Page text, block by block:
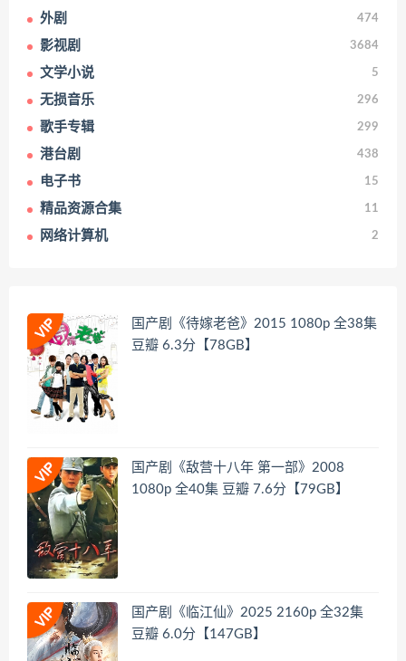
外剧 474
影视剧 3684
文学小说 5
无损音乐 296
歌手专辑 299
港台剧 438
电子书 15
精品资源合集 11
网络计算机 2
国产剧《待嫁老爸》2015 1080p 全38集
豆瓣 6.3分【78GB】
国产剧《敌营十八年 第一部》2008
1080p 全40集 豆瓣 7.6分【79GB】
国产剧《临江仙》2025 2160p 全32集
豆瓣 6.0分【147GB】